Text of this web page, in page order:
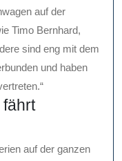
auf der
Timo Bernhard,
sind eng mit dem
und haben
auf der ganzen